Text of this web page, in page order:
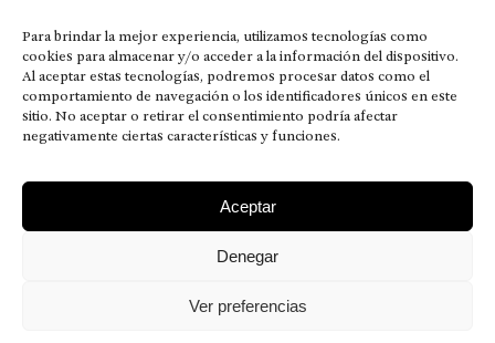
Para brindar la mejor experiencia, utilizamos tecnologías como
cookies para almacenar y/o acceder a la información del dispositivo.
Al aceptar estas tecnologías, podremos procesar datos como el
comportamiento de navegación o los identificadores únicos en este
sitio. No aceptar o retirar el consentimiento podría afectar
negativamente ciertas características y funciones.
Aceptar
Denegar
Ver preferencias
El concepto de familia no está limitado exclusivamente a la sangre; seres
que surgen en nuestro diario vivir suelen pesar más que los
emparentados. Más bien, el apego de estas dos versiones de seres
queridos mueve ideales provenientes de sus vivencias.
This is for nuestra gente.” – HRSuriel
MISIÓN VISIÓN VALORES
CONTACTOS